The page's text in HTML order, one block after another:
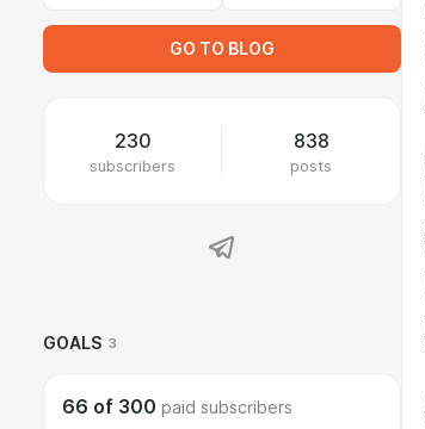
GO TO BLOG
230
subscribers
838
posts
GOALS 3
66 of 300 paid subscribers